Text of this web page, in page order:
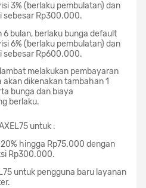
3% (berlaku pembulatan) dan
sebesar Rp300.000.
6 bulan, berlaku bunga default
6% (berlaku pembulatan) dan
sebesar Rp600.000.
melakukan pembayaran
dikenakan tambahan 1
bunga dan biaya
berlaku.
untuk :
hingga Rp75.000 dengan
Rp300.000.
untuk pengguna baru layanan